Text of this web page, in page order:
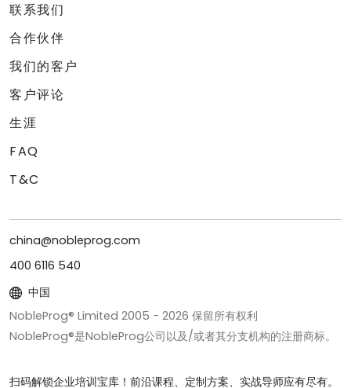
联系我们
合作伙伴
我们的客户
客户评论
生涯
FAQ
T&C
china@nobleprog.com
400 6116 540
中国
NobleProg® Limited 2005 - 2026 保留所有权利
NobleProg®是NobleProg公司以及/或者其分支机构的注册商标。
扫码解锁企业培训宝库！前沿课程、定制方案、实战导师应有尽有。